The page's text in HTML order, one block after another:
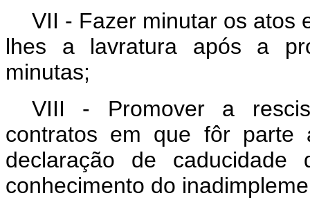
VII - Fazer minutar os atos
lhes a lavratura após a
minutas;
VIII - Promover a
contratos em que fôr parte
declaração de caducidade
conhecimento do